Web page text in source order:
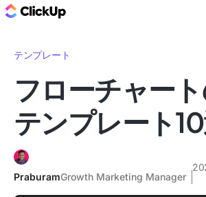
テンプレート
フローチャー
テンプレート
PraburamGrowth Marketing Manager